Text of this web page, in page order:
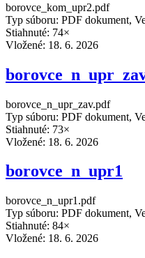
borovce_kom_upr2.pdf
Typ súboru: PDF dokument,
Stiahnuté: 74×
Vložené: 18. 6. 2026
borovce_n_upr_zav.pdf
Typ súboru: PDF dokument,
Stiahnuté: 73×
Vložené: 18. 6. 2026
borovce_n_upr1
borovce_n_upr1.pdf
Typ súboru: PDF dokument,
Stiahnuté: 84×
Vložené: 18. 6. 2026